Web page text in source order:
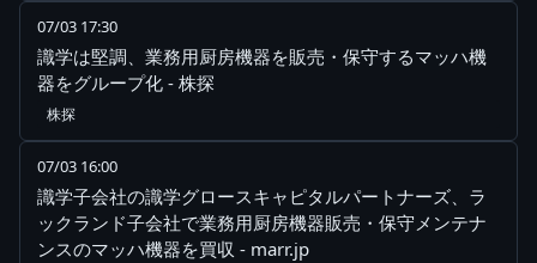
07/03 17:30
識学は堅調、業務用厨房機器を販売・保守するマッハ機
器をグループ化 - 株探
株探
07/03 16:00
識学子会社の識学グロースキャピタルパートナーズ、ラ
ックランド子会社で業務用厨房機器販売・保守メンテナ
ンスのマッハ機器を買収 - marr.jp